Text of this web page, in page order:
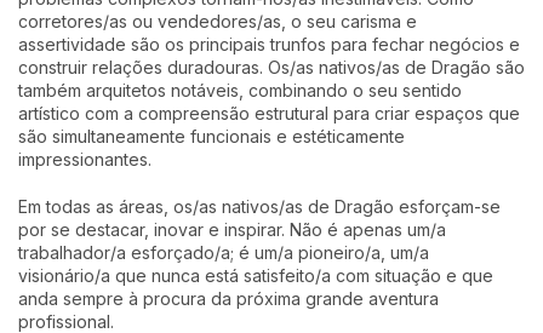
corretores/as ou vendedores/as, o seu carisma e
assertividade são os principais trunfos para fechar negócios e
construir relações duradouras. Os/as nativos/as de Dragão são
também arquitetos notáveis, combinando o seu sentido
artístico com a compreensão estrutural para criar espaços que
são simultaneamente funcionais e estéticamente
impressionantes.
Em todas as áreas, os/as nativos/as de Dragão esforçam-se
por se destacar, inovar e inspirar. Não é apenas um/a
trabalhador/a esforçado/a; é um/a pioneiro/a, um/a
visionário/a que nunca está satisfeito/a com situação e que
anda sempre à procura da próxima grande aventura
profissional.